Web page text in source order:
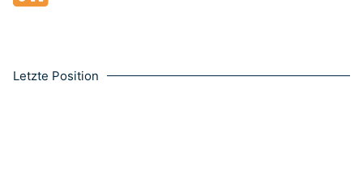
Letzte Position